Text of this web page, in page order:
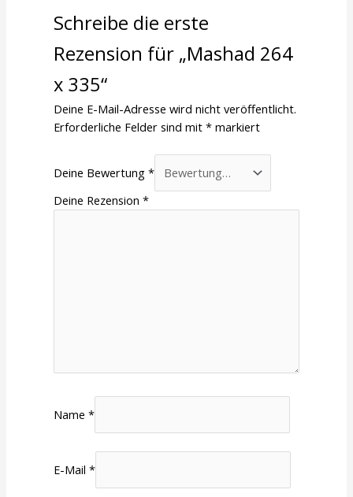
Schreibe die erste
Rezension für „Mashad 264
x 335“
Deine E-Mail-Adresse wird nicht veröffentlicht.
Erforderliche Felder sind mit* markiert
Deine Bewertung*
Deine Rezension*
Name*
E-Mail*